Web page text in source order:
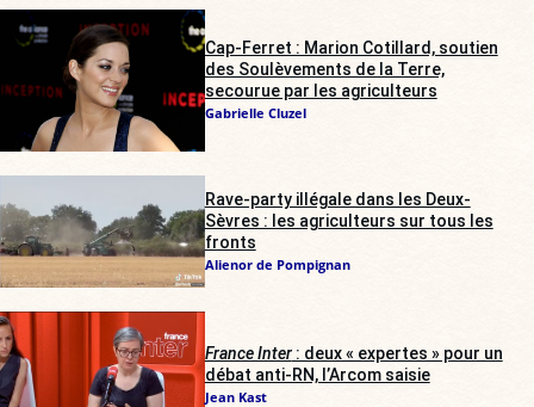
Cap-Ferret : Marion Cotillard, soutien
des Soulèvements de la Terre,
secourue par les agriculteurs
Gabrielle Cluzel
Rave-party illégale dans les Deux-
Sèvres : les agriculteurs sur tous les
fronts
Alienor de Pompignan
France Inter: deux « expertes » pour un
débat anti-RN, l’Arcom saisie
Jean Kast